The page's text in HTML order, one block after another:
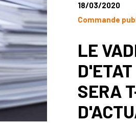
18/03/2020
Commande
LE
SERA